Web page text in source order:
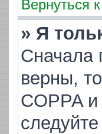
Вернуться
» Я
Сначала
верны,
COPPA